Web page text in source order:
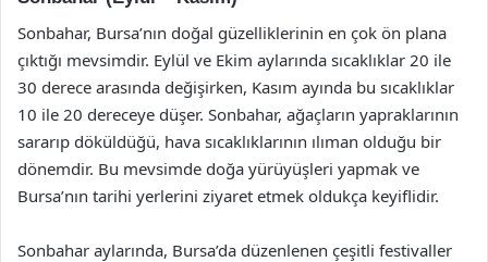
Sonbahar, Bursa’nın doğal güzelliklerinin en çok ön plana
çıktığı mevsimdir. Eylül ve Ekim aylarında sıcaklıklar 20 ile
30 derece arasında değişirken, Kasım ayında bu sıcaklıklar
10 ile 20 dereceye düşer. Sonbahar, ağaçların yapraklarının
sararıp döküldüğü, hava sıcaklıklarının ılıman olduğu bir
dönemdir. Bu mevsimde doğa yürüyüşleri yapmak ve
Bursa’nın tarihi yerlerini ziyaret etmek oldukça keyiflidir.
Sonbahar aylarında, Bursa’da düzenlenen çeşitli festivaller